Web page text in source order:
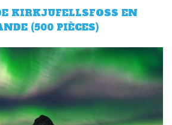
KIRKJUFELLSFOSS EN
(500 PIÈCES)